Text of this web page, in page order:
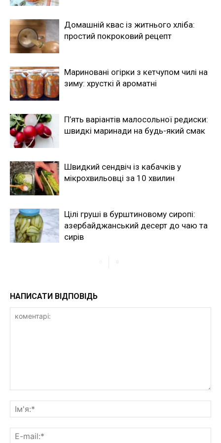
Домашній квас із житнього хліба:
простий покроковий рецепт
Мариновані огірки з кетчупом чилі на
зиму: хрусткі й ароматні
П’ять варіантів малосольної редиски:
швидкі маринади на будь-який смак
Швидкий сендвіч із кабачків у
мікрохвильовці за 10 хвилин
Цілі груші в бурштиновому сиропі:
азербайджанський десерт до чаю та
сирів
НАПИСАТИ ВІДПОВІДЬ